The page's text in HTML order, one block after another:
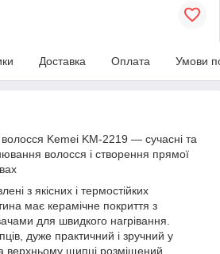
Доставка Оплата Умови
Kemei KM-2219 — сучасні та
волосся і створення прямої
з якісних і термостійких
має керамічне покриття з
для швидкого нагрівання.
дуже практичний і зручний у
верхньому щипці розміщений